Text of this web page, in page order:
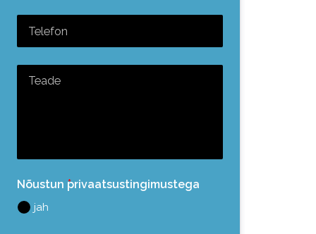
Nõustun privaatsustingimustega
jah